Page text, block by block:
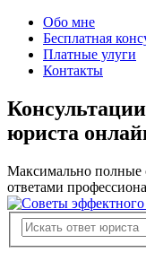
Обо мне
Бесплатная
Платные улуги
Контакты
юриста
Максимально полные
ответами